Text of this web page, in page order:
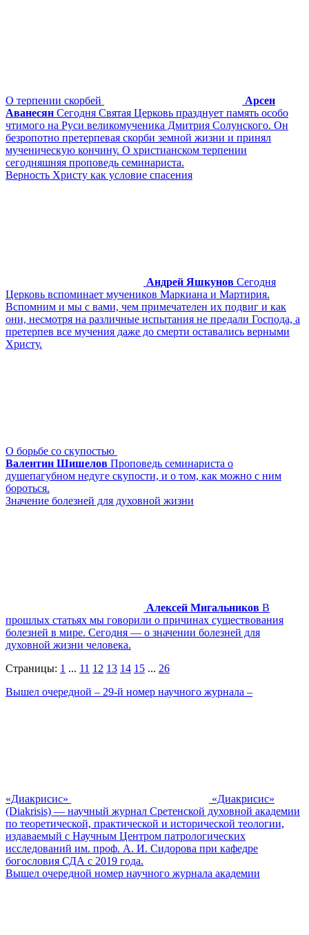
О терпении скорбей
Арсен
Аванесян Сегодня Святая Церковь празднует память особо
чтимого на Руси великомученика Дмитрия Солунского. Он
безропотно претерпевая скорби земной жизни и принял
мученическую кончину. О христианском терпении
сегодняшняя проповедь семинариста.
Верность Христу как условие спасения
Андрей Яшкунов Сегодня
Церковь вспоминает мучеников Маркиана и Мартирия.
Вспомним и мы с вами, чем примечателен их подвиг и как
они, несмотря на различные испытания не предали Господа, а
претерпев все мучения даже до смерти оставались верными
Христу.
О борьбе со скупостью
Валентин Шишелов Проповедь семинариста о
душепагубном недуге скупости, и о том, как можно с ним
бороться.
Значение болезней для духовной жизни
Алексей Мигальников В
прошлых статьях мы говорили о причинах существования
болезней в мире. Сегодня — о значении болезней для
духовной жизни человека.
Страницы: 1 ... 11 12 13 14 15 ... 26
Вышел очередной – 29-й номер научного журнала –
«Диакрисис»
«Диакрисис»
(Diakrisis) — научный журнал Сретенской духовной академии
по теоретической, практической и исторической теологии,
издаваемый с Научным Центром патрологических
исследований им. проф. А. И. Сидорова при кафедре
богословия СДА с 2019 года.
Вышел очередной номер научного журнала академии